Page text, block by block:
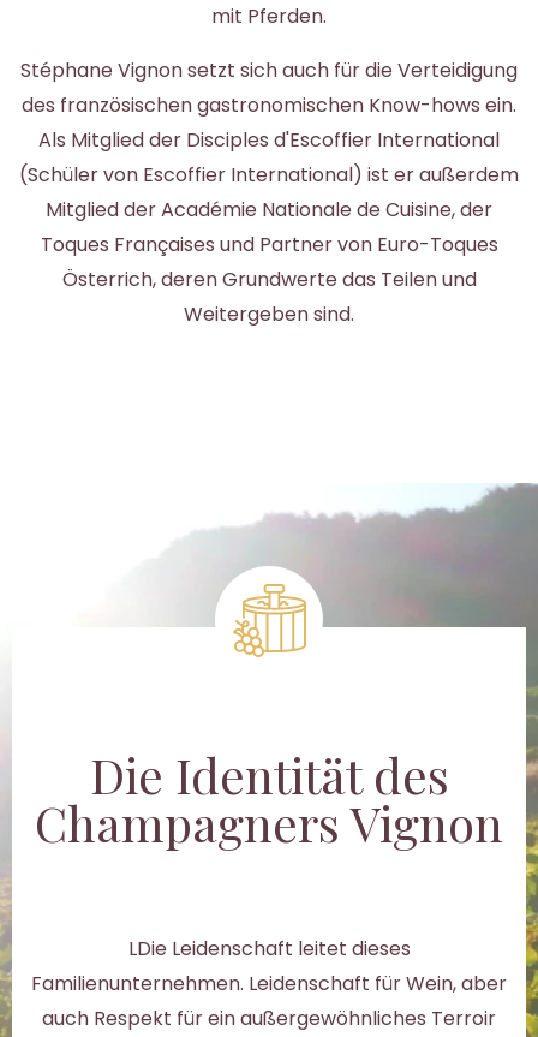
mit Pferden.
Stéphane Vignon setzt sich auch für die Verteidigung
des französischen gastronomischen Know-hows ein.
Als Mitglied der Disciples d'Escoffier International
(Schüler von Escoffier International) ist er außerdem
Mitglied der Académie Nationale de Cuisine, der
Toques Françaises und Partner von Euro-Toques
Österrich, deren Grundwerte das Teilen und
Weitergeben sind.
Die Identität des
Champagners Vignon
LDie Leidenschaft leitet dieses
Familienunternehmen. Leidenschaft für Wein, aber
auch Respekt für ein außergewöhnliches Terroir